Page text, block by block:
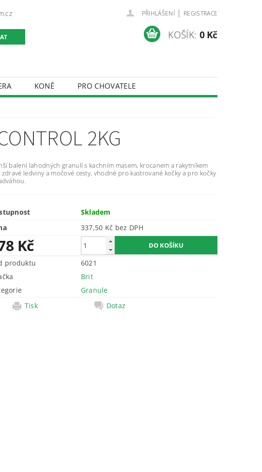
PŘIHLÁŠENÍ | REGISTRACE
KOŠÍK: 0 Kč
KONĚ
PRO CHOVATELE
2KG
balení lahodných granulí s kachním masem, krocanem a rakytníkem
zdravé ledviny a močové cesty, vhodné pro kastrované kočky a pro kočky
Skladem
337,50 Kč bez DPH
Kč
produktu
6021
Brit
Granule
Tisk
Dotaz